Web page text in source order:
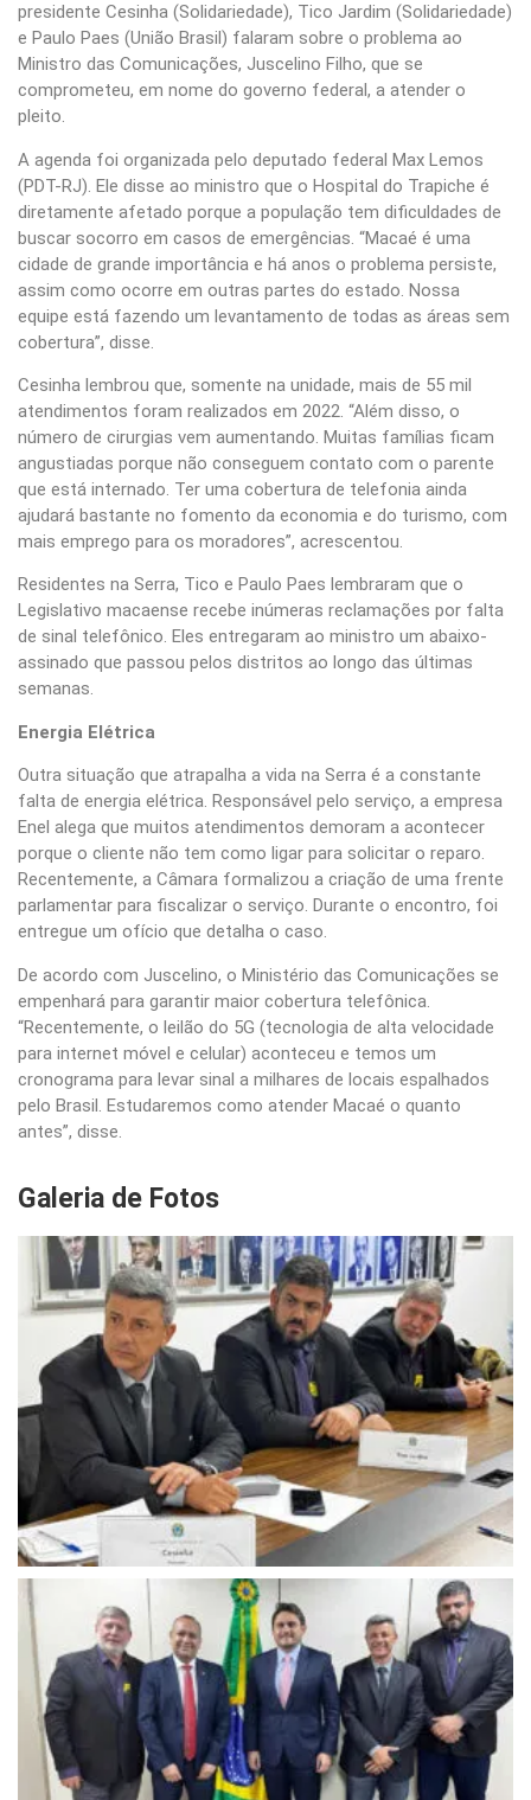
presidente Cesinha (Solidariedade), Tico Jardim (Solidariedade)
e Paulo Paes (União Brasil) falaram sobre o problema ao
Ministro das Comunicações, Juscelino Filho, que se
comprometeu, em nome do governo federal, a atender o
pleito.
A agenda foi organizada pelo deputado federal Max Lemos
(PDT-RJ). Ele disse ao ministro que o Hospital do Trapiche é
diretamente afetado porque a população tem dificuldades de
buscar socorro em casos de emergências. “Macaé é uma
cidade de grande importância e há anos o problema persiste,
assim como ocorre em outras partes do estado. Nossa
equipe está fazendo um levantamento de todas as áreas sem
cobertura”, disse.
Cesinha lembrou que, somente na unidade, mais de 55 mil
atendimentos foram realizados em 2022. “Além disso, o
número de cirurgias vem aumentando. Muitas famílias ficam
angustiadas porque não conseguem contato com o parente
que está internado. Ter uma cobertura de telefonia ainda
ajudará bastante no fomento da economia e do turismo, com
mais emprego para os moradores”, acrescentou.
Residentes na Serra, Tico e Paulo Paes lembraram que o
Legislativo macaense recebe inúmeras reclamações por falta
de sinal telefônico. Eles entregaram ao ministro um abaixo-
assinado que passou pelos distritos ao longo das últimas
semanas.
Energia Elétrica
Outra situação que atrapalha a vida na Serra é a constante
falta de energia elétrica. Responsável pelo serviço, a empresa
Enel alega que muitos atendimentos demoram a acontecer
porque o cliente não tem como ligar para solicitar o reparo.
Recentemente, a Câmara formalizou a criação de uma frente
parlamentar para fiscalizar o serviço. Durante o encontro, foi
entregue um ofício que detalha o caso.
De acordo com Juscelino, o Ministério das Comunicações se
empenhará para garantir maior cobertura telefônica.
“Recentemente, o leilão do 5G (tecnologia de alta velocidade
para internet móvel e celular) aconteceu e temos um
cronograma para levar sinal a milhares de locais espalhados
pelo Brasil. Estudaremos como atender Macaé o quanto
antes”, disse.
Galeria de Fotos